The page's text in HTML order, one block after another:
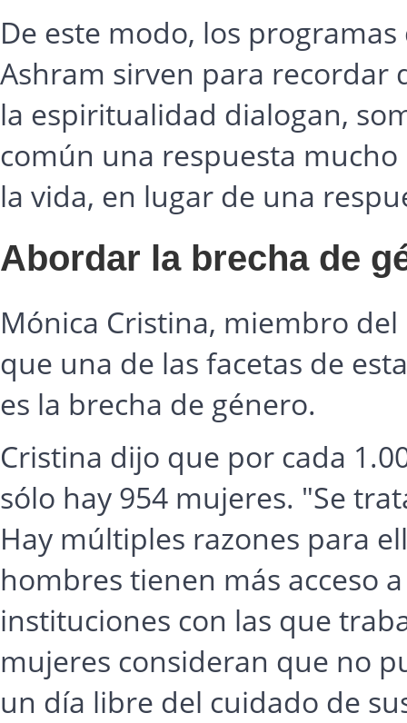
De este modo, los
Ashram sirven para recordar
la espiritualidad dialogan,
común una respuesta
la vida, en lugar de una
Abordar la brecha de
Mónica Cristina, miembro
que una de las facetas de
es la brecha de género.
Cristina dijo que por cada
sólo hay 954 mujeres. "Se
Hay múltiples razones para
hombres tienen más acceso
instituciones con las que
mujeres consideran que no
un día libre del cuidado de